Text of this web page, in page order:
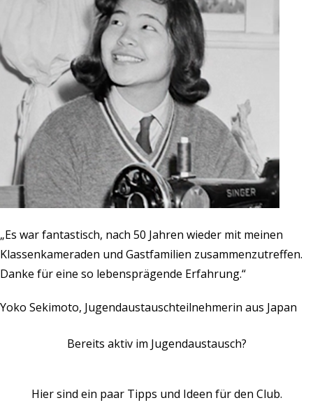
„Es war fantastisch, nach 50 Jahren wieder mit meinen
Klassenkameraden und Gastfamilien zusammenzutreffen.
Danke für eine so lebensprägende Erfahrung.“
Yoko Sekimoto, Jugendaustauschteilnehmerin aus Japan
Bereits aktiv im Jugendaustausch?
Hier sind ein paar Tipps und Ideen für den Club.